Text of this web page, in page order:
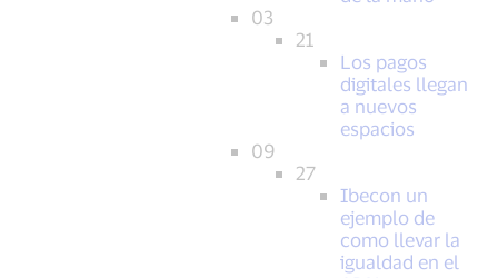
03
21
Los pagos
digitales llegan
a nuevos
espacios
09
27
Ibecon un
ejemplo de
como llevar la
igualdad en el